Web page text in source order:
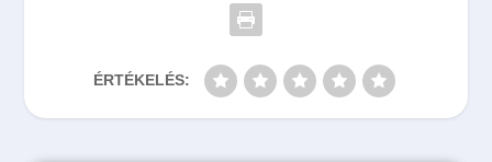
ÉRTÉKELÉS: